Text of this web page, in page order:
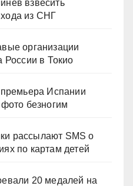
взвесить
из СНГ
организации
России в Токио
Испании
безногим
рассылают SMS о
по картам детей
20 медалей на